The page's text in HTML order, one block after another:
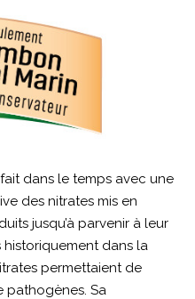
dans le temps avec une
des nitrates mis en
jusqu’à parvenir à leur
historiquement dans la
permettaient de
pathogènes. Sa